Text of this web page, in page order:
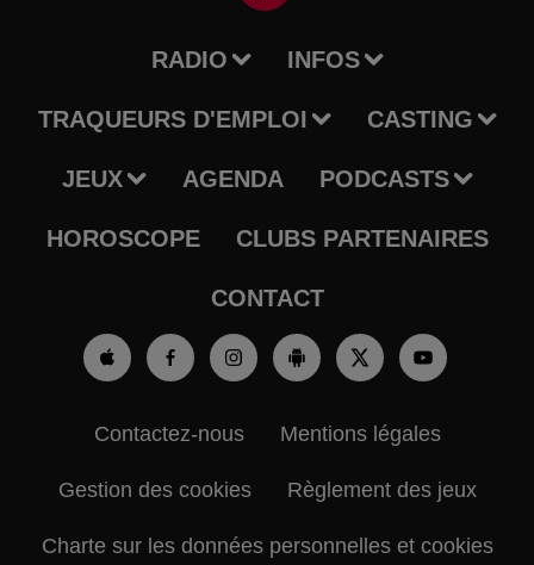
RADIO INFOS
TRAQUEURS D'EMPLOI CASTING
JEUX AGENDA PODCASTS
HOROSCOPE CLUBS PARTENAIRES
CONTACT
Contactez-nous Mentions légales
Gestion des cookies Règlement des jeux
Charte sur les données personnelles et cookies